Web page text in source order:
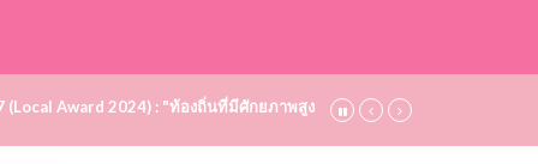
Award 2024) : "ท้องถิ่นที่มีศักยภาพสูง ระดับชมเชย (Bronze)" ประจำปี